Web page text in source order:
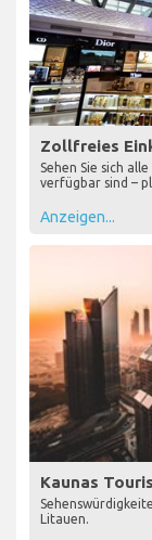
Zollfreies
Sehen Sie sich
verfügbar sind –
Anzeigen...
Kaunas
Litauen.